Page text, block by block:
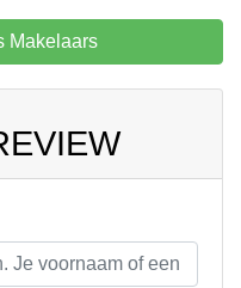
Makelaars